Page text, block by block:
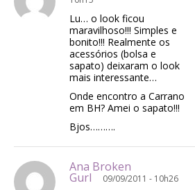
Lu… o look ficou
maravilhoso!!! Simples e
bonito!!! Realmente os
acessórios (bolsa e
sapato) deixaram o look
mais interessante…
Onde encontro a Carrano
em BH? Amei o sapato!!!
Bjos……….
Ana Broken
Gurl 09/09/2011 - 10h26